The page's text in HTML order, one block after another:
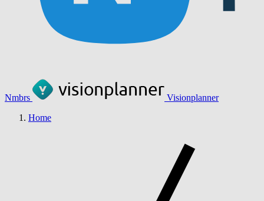
Nmbrs
Visionplanner
Home